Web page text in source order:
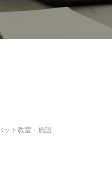
ット教室・施設